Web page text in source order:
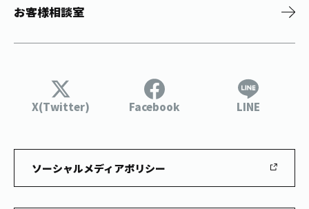
お客様相談室
X(Twitter) Facebook LINE
ソーシャルメディアポリシー